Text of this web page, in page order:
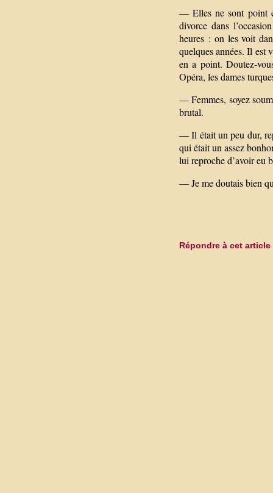
— Elles ne sont point
divorce dans
heures : on les voit
quelques années. Il est
en a point. Doutez-
Opéra, les dames
— Femmes, soyez
brutal.
— Il était un peu dur,
qui était un assez
lui reproche d’avoir eu
— Je me doutais bien
Répondre à cet article